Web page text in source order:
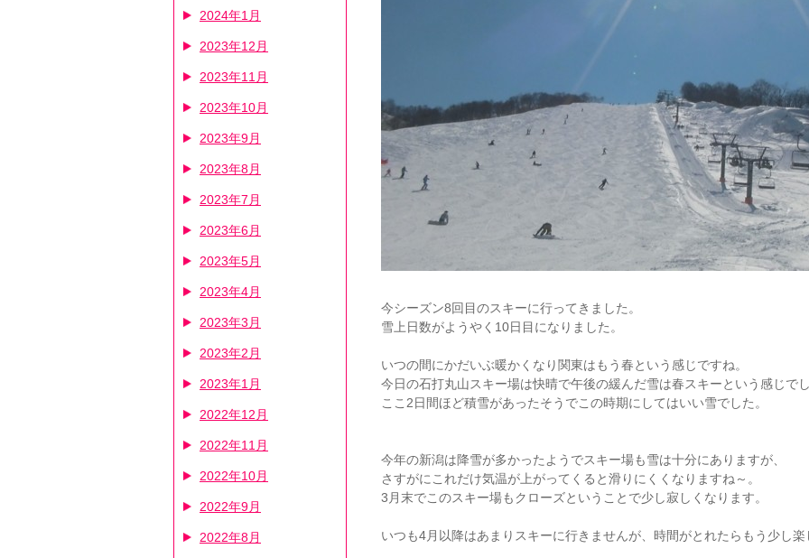
2024年1月
2023年12月
2023年11月
2023年10月
2023年9月
2023年8月
2023年7月
2023年6月
2023年5月
2023年4月
2023年3月
2023年2月
2023年1月
2022年12月
2022年11月
2022年10月
2022年9月
2022年8月
今シーズン8回目のスキーに行ってきました。
雪上日数がようやく10日目になりました。
いつの間にかだいぶ暖かくなり関東はもう春という感じですね。
今日の石打丸山スキー場は快晴で午後の緩んだ雪は春スキーという感じで
ここ2日間ほど積雪があったそうでこの時期にしてはいい雪でした。
今年の新潟は降雪が多かったようでスキー場も雪は十分にありますが、
さすがにこれだけ気温が上がってくると滑りにくくなりますね～。
3月末でこのスキー場もクローズということで少し寂しくなります。
いつも4月以降はあまりスキーに行きませんが、時間がとれたらもう少し